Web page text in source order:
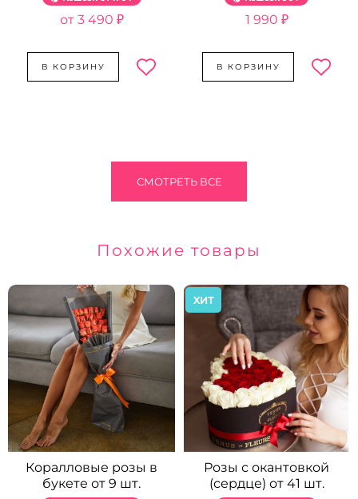
3 490 ₽
В КОРЗИНУ
1 990 ₽
В КОРЗИНУ
СМОТРЕТЬ ВСЕ
Похожие товары
Коралловые розы в
букете от 9 шт.
ХИТ
Розы с окантовкой
(сердце) от 41 шт.